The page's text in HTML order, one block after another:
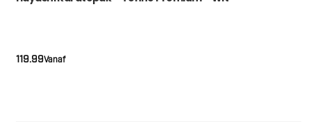
Vanaf
119.99